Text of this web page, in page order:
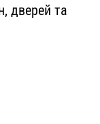
дверей та